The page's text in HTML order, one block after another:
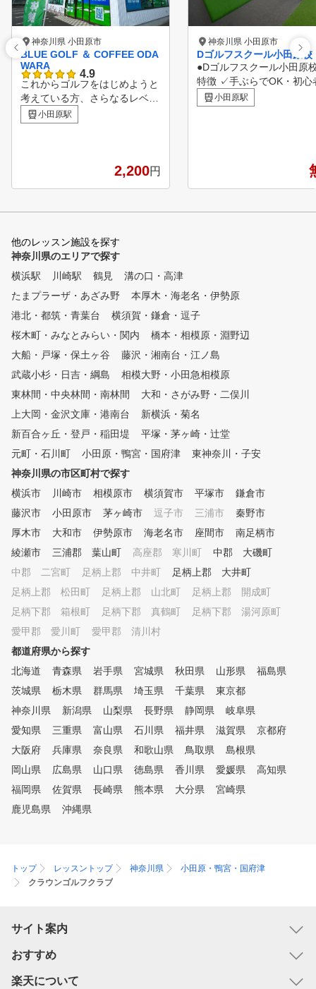
神奈川県 小田原市
BLUE GOLF ＆ COFFEE ODA
WARA
4.9
これからゴルフをはじめようと
考えている方、さらなるレベル
アップを望まれている方、スイ
ング・ショットにお悩みの方、
BASE」チーフインストラク
ロ横田真一のツアーキャディも
会公認のA級ティーチングプロ
がレッスンを担当いたします！
0分・50分のパーソナルレッス
ン、その後の練習も合わせてレ
ベルアップできる仕組みです。
日頃の運動不足・余暇の楽しみ
としても室内の快適な環境でゴ
ルフを楽しめます！ 練習はい
数券（５回分、３か月の利用期
限）でご利用いただけます。
小田原駅
2,200円
神奈川県 小田原市
Dゴルフスクール小田原校
●Dゴルフスクール小田原
特徴 ✓手ぶらでOK・初心
歓迎 ✓振替自由制で便利
心 ✓実績のあるインスト
小田原駅
他のレッスン施設を探す
神奈川県のエリアで探す
横浜駅
川崎駅 鶴見
溝の口・高津
たまプラーザ・あざみ野
本厚木・海老名・伊勢原
港北・都筑・青葉台
横須賀・鎌倉・逗子
桜木町・みなとみらい・関内
橋本・相模原・淵野辺
大船・戸塚・保土ヶ谷
藤沢・湘南台・江ノ島
武蔵小杉・日吉・綱島
相模大野・小田急相模原
東林間・中央林間・南林間
大和・さがみ野・二俣川
上大岡・金沢文庫・港南台
新横浜・菊名
新百合ヶ丘・登戸・稲田堤
平塚・茅ヶ崎・辻堂
元町・石川町
小田原・鴨宮・国府津
東神奈川・子安
神奈川県の市区町村で探す
横浜市
川崎市 相模原市 横須賀市 平塚市
鎌倉市
藤沢市
小田原市 茅ヶ崎市 逗子市 三浦市
秦野市
厚木市
大和市 伊勢原市 海老名市 座間市
南足柄市
綾瀬市
三浦郡 葉山町 高座郡 寒川町
中郡 大磯町
中郡 二宮町
足柄上郡 中井町
足柄上郡 大井町
足柄上郡 松田町
足柄上郡 山北町
足柄上郡 開成町
足柄下郡 箱根町
足柄下郡 真鶴町
足柄下郡 湯河原町
愛甲郡 愛川町
愛甲郡 清川村
都道府県から探す
北海道
青森県 岩手県 宮城県 秋田県 山形県
福島県
茨城県
栃木県 群馬県 埼玉県 千葉県
東京都
神奈川県
新潟県 山梨県 長野県 静岡県
岐阜県
愛知県
三重県 富山県 石川県 福井県 滋賀県
京都府
大阪府
兵庫県 奈良県 和歌山県 鳥取県
島根県
岡山県
広島県 山口県 徳島県 香川県 愛媛県
高知県
福岡県
佐賀県 長崎県 熊本県 大分県
宮崎県
鹿児島県
沖縄県
トップ レッスントップ 神奈川県
小田原・鴨宮・国府津
クラウンゴルフクラブ
サイト案内
おすすめ
楽天について